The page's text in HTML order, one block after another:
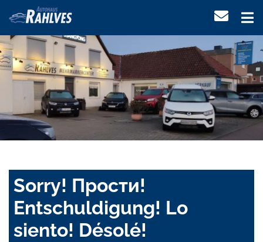
Sorry! Прости!
Entschuldigung! Lo
siento! Désolé!